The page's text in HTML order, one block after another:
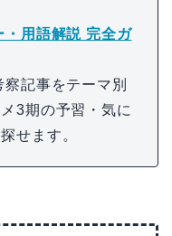
・用語解説 完全ガ
記事をテーマ別
3期の予習・気に
せます。